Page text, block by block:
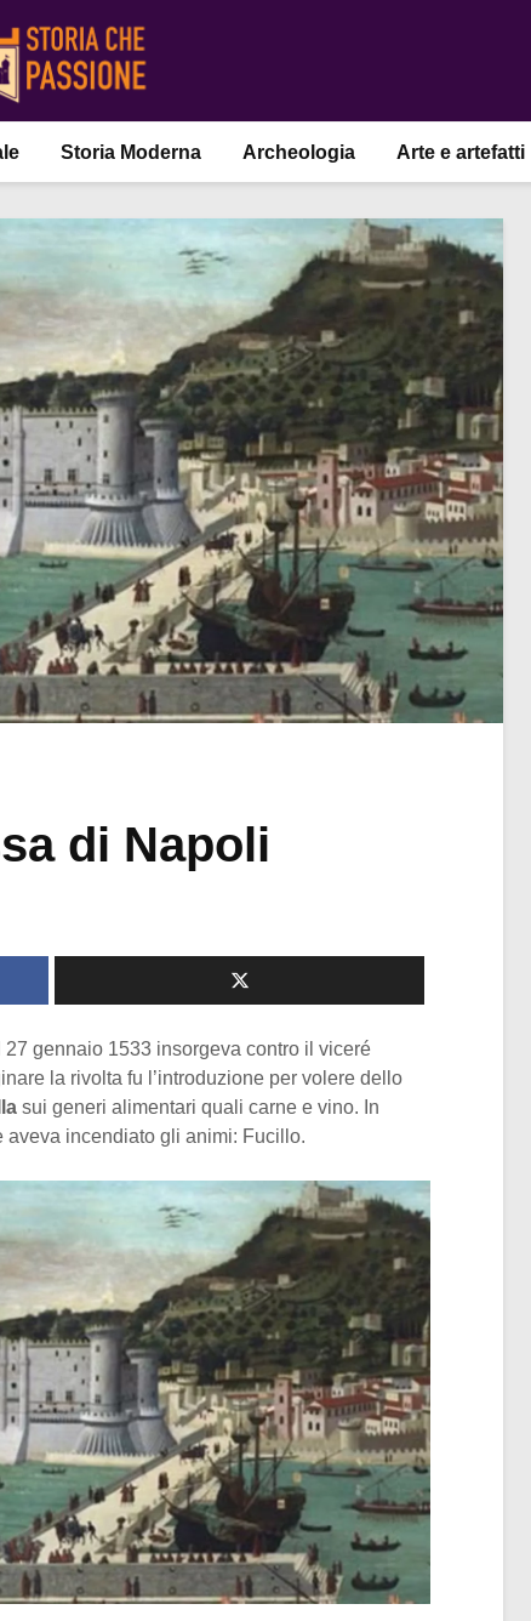
Storia Moderna Archeologia Arte e artefatti
di Napoli
gennaio 1533 insorgeva contro il viceré
la rivolta fu l’introduzione per volere dello
sui generi alimentari quali carne e vino. In
aveva incendiato gli animi: Fucillo.